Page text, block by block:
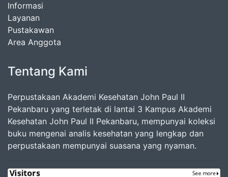
Informasi
Layanan
Pustakawan
Area Anggota
Tentang Kami
Perpustakaan Akademi Kesehatan John Paul II
Pekanbaru yang terletak di lantai 3 Kampus Akademi
Kesehatan John Paul II Pekanbaru, mempunyai koleksi
buku mengenai analis kesehatan yang lengkap dan
perpustakaan mempunyai suasana yang nyaman.